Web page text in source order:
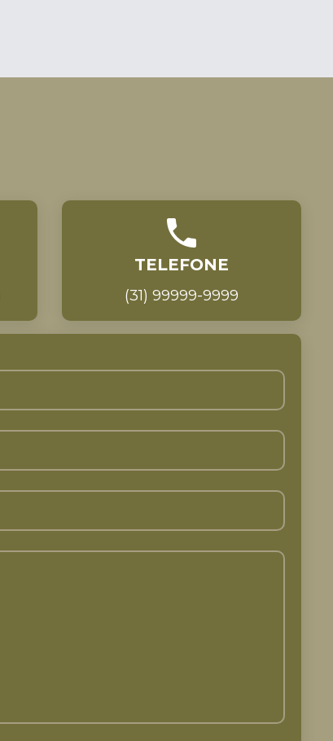
TELEFONE
(31) 99999-9999